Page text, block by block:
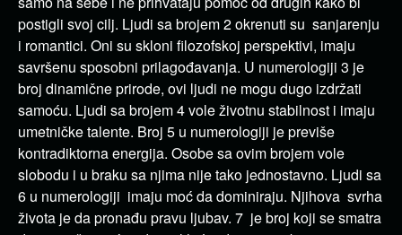
postigli svoj cilj. Ljudi sa brojem 2 okrenuti su sanjarenju
i romantici. Oni su skloni filozofskoj perspektivi, imaju
savršenu sposobni prilagođavanja. U numerologiji 3 je
broj dinamične prirode, ovi ljudi ne mogu dugo izdržati
samoću. Ljudi sa brojem 4 vole životnu stabilnost i imaju
umetničke talente. Broj 5 u numerologiji je previše
kontradiktorna energija. Osobe sa ovim brojem vole
slobodu i u braku sa njima nije tako jednostavno. Ljudi sa
6 u numerologiji imaju moć da dominiraju. Njihova svrha
života je da pronađu pravu ljubav. 7 je broj koji se smatra